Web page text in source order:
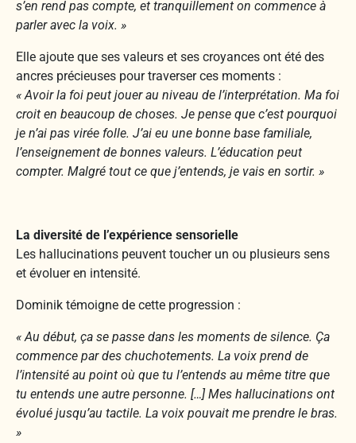
s’en rend pas compte, et tranquillement on commence à
parler avec la voix. »
Elle ajoute que ses valeurs et ses croyances ont été des
ancres précieuses pour traverser ces moments :
« Avoir la foi peut jouer au niveau de l’interprétation. Ma foi
croit en beaucoup de choses. Je pense que c’est pourquoi
je n’ai pas virée folle. J’ai eu une bonne base familiale,
l’enseignement de bonnes valeurs. L’éducation peut
compter. Malgré tout ce que j’entends, je vais en sortir. »
La diversité de l’expérience sensorielle
Les hallucinations peuvent toucher un ou plusieurs sens
et évoluer en intensité.
Dominik témoigne de cette progression :
« Au début, ça se passe dans les moments de silence. Ça
commence par des chuchotements. La voix prend de
l’intensité au point où que tu l’entends au même titre que
tu entends une autre personne. […] Mes hallucinations ont
évolué jusqu’au tactile. La voix pouvait me prendre le bras.
»